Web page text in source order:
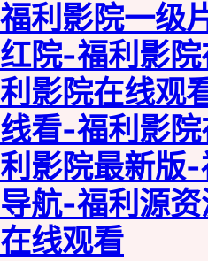
福利影院一级
红院-福利影
利影院在线观
线看-福利影
利影院最新版
导航-福利源
在线观看